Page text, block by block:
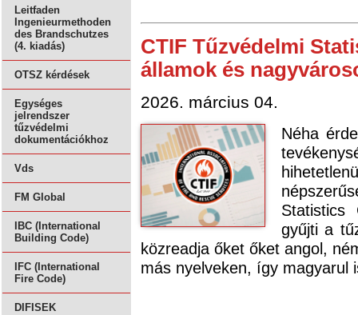
Leitfaden
Ingenieurmethoden
des Brandschutzes
(4. kiadás)
OTSZ kérdések
Egységes
jelrendszer
tűzvédelmi
dokumentációkhoz
Vds
FM Global
IBC (International
Building Code)
IFC (International
Fire Code)
DIFISEK
CTIF Tűzvédelmi
államok és
2026. március 04.
Néha
Statistics
gyűjti a
közreadja őket őket angol,
más nyelveken, így magyarul